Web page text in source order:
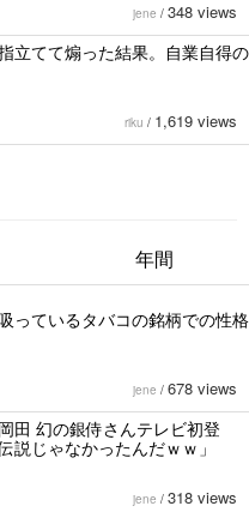
jene / 348 views
立てて煽った結果。自業自得の
riku / 1,619 views
年間
っているタバコの銘柄での性格
jene / 678 views
田 幻の銀侍さんテレビ初登
じゃなかったんだｗｗ」
jene / 318 views